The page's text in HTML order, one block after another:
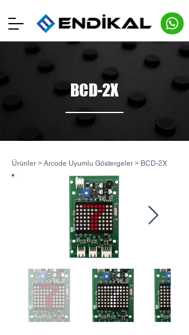
BCD-2X
Ürünler > Arcode Uyumlu Göstergeler > BCD-2X